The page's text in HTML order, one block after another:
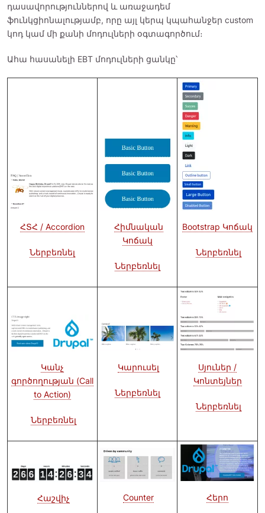
դասավորություններով և առաջադեմ
ֆունկցիոնալությամբ, որը այլ կերպ կպահանջեր custom
կոդ կամ մի քանի մոդուլների օգտագործում։
Ահա հասանելի EBT մոդուլների ցանկը՝
Նկար
ՀՏՀ / Accordion
Ներբեռնել
Նկար
Հիմնական
Կոճակ
Ներբեռնել
Նկար
Bootstrap Կոճակ
Ներբեռնել
Նկար
Կանչ
գործողության (Call
to Action)
Ներբեռնել
Նկար
Կարուսել
Ներբեռնել
Նկար
Սյուներ /
Կոնտեյներ
Ներբեռնել
Նկար
Հաշվիչ
Նկար
Counter
Նկար
Հերո